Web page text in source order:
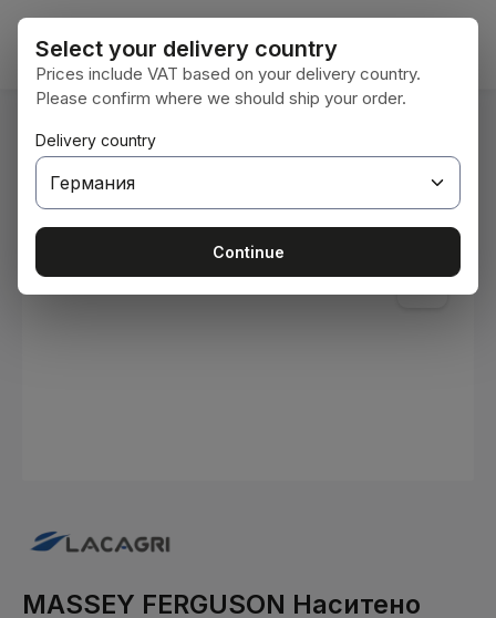
Преминете към основното съдържание
Вие сте тук: Начална страница
Бои и лакове
Пропуснете галерия с изображения
MASSEY FERGUSON Наситено
Select your delivery country
Prices include VAT based on your delivery country.
Please confirm where we should ship your order.
Delivery country
Continue